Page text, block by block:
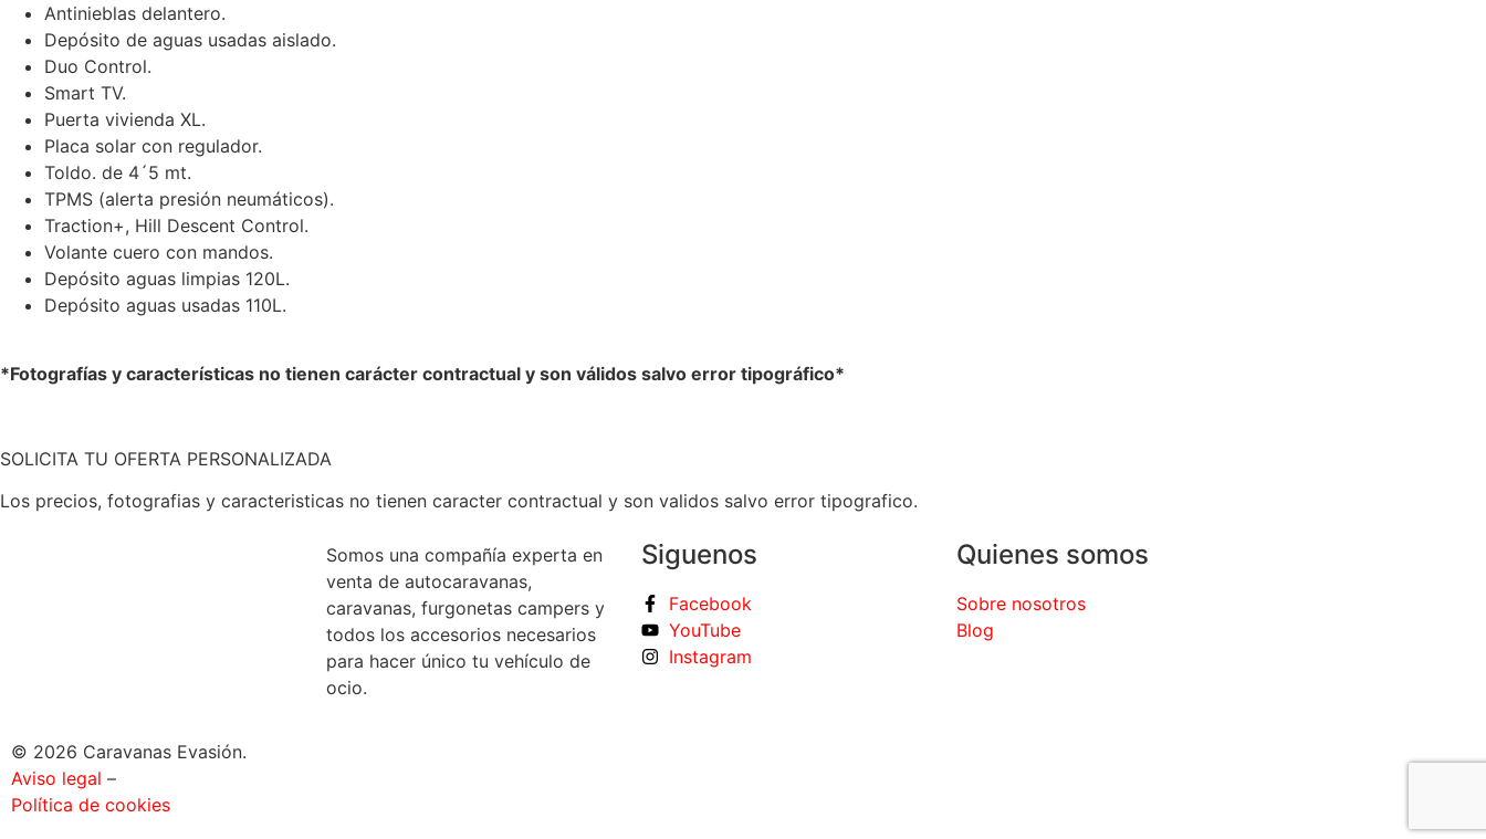
Antinieblas delantero.
Depósito de aguas usadas aislado.
Duo Control.
Smart TV.
Puerta vivienda XL.
Placa solar con regulador.
Toldo. de 4´5 mt.
TPMS (alerta presión neumáticos).
Traction+, Hill Descent Control.
Volante cuero con mandos.
Depósito aguas limpias 120L.
Depósito aguas usadas 110L.
*Fotografías y características no tienen carácter contractual y son válidos salvo error tipográfico*
SOLICITA TU OFERTA PERSONALIZADA
Los precios, fotografias y caracteristicas no tienen caracter contractual y son validos salvo error tipografico.
Somos una compañía experta en
venta de autocaravanas,
caravanas, furgonetas campers y
todos los accesorios necesarios
para hacer único tu vehículo de
ocio.
Siguenos
Facebook
YouTube
Instagram
Quienes somos
Sobre nosotros
Blog
© 2026 Caravanas Evasión.
Aviso legal –
Política de cookies